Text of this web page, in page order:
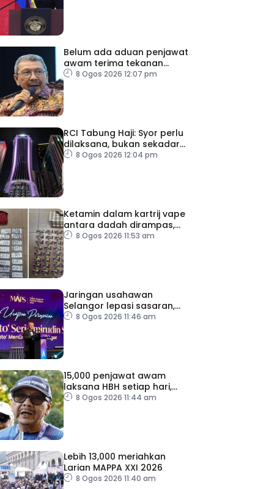
Belum ada aduan penjawat
awam terima tekanan
daripada ahli politik
8 Ogos 2026 12:07 pm
RCI Tabung Haji: Syor perlu
dilaksana, bukan sekadar
laporan – Pakar
8 Ogos 2026 12:04 pm
Ketamin dalam kartrij vape
antara dadah dirampas,
seorang lelaki ditahan
8 Ogos 2026 11:53 am
Jaringan usahawan
Selangor lepasi sasaran,
cecah 102,466 pengusaha
8 Ogos 2026 11:46 am
15,000 penjawat awam
laksana HBH setiap hari,
impak pelaksanaan diteliti
8 Ogos 2026 11:44 am
Lebih 13,000 meriahkan
Larian MAPPA XXI 2026
8 Ogos 2026 11:40 am